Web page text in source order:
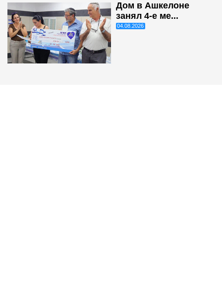
Дом в Ашкелоне
занял 4-е ме...
04.08.2026